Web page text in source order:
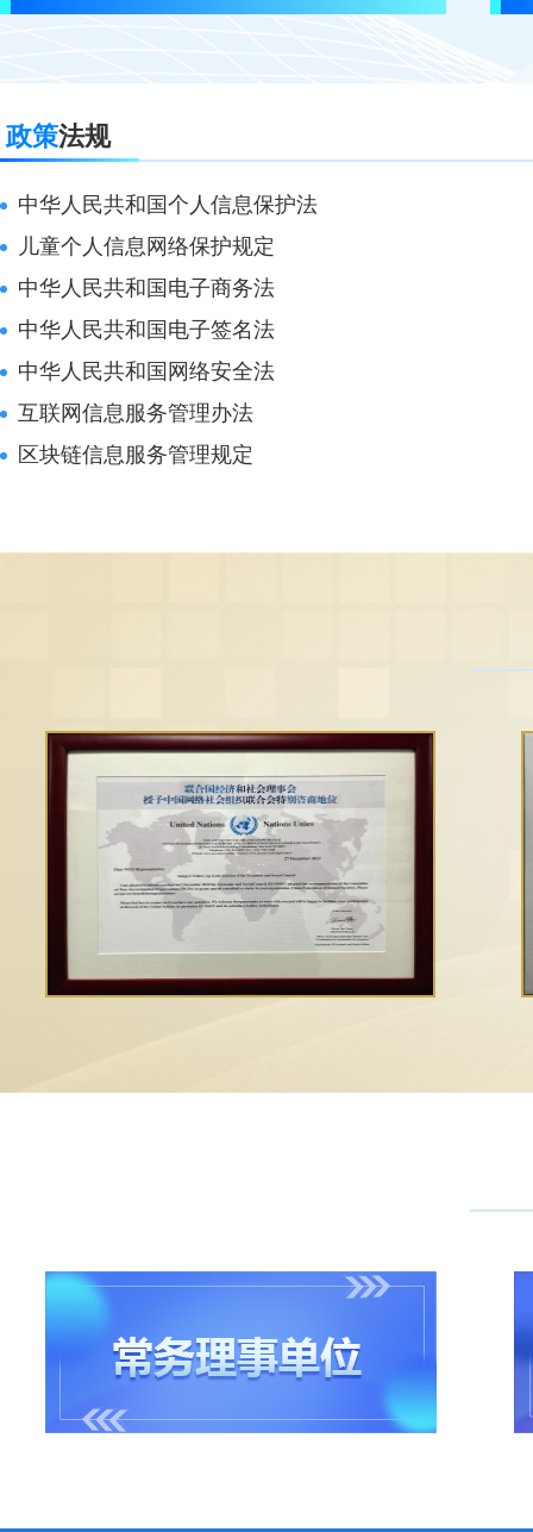
政策法规
中华人民共和国个人信息保护法
儿童个人信息网络保护规定
中华人民共和国电子商务法
中华人民共和国电子签名法
中华人民共和国网络安全法
互联网信息服务管理办法
区块链信息服务管理规定